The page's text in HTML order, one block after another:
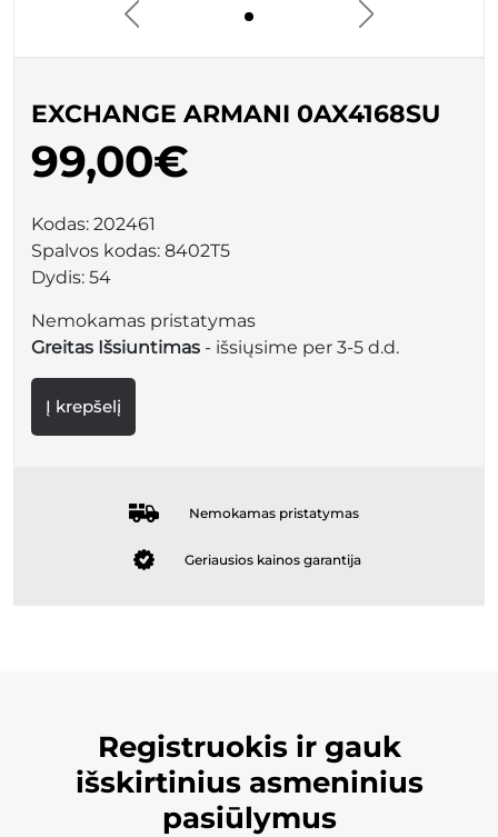
EXCHANGE ARMANI 0AX4168SU
99,00€
Kodas: 202461
Spalvos kodas: 8402T5
Dydis: 54
Nemokamas pristatymas
Greitas Išsiuntimas - išsiųsime per 3-5 d.d.
Į krepšelį
Nemokamas pristatymas
Geriausios kainos garantija
Registruokis ir gauk
išskirtinius asmeninius
pasiūlymus